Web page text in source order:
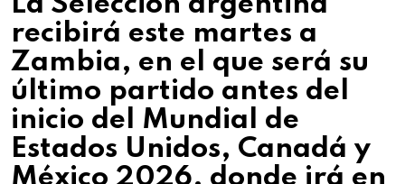
recibirá este martes a
Zambia, en el que será su
último partido antes del
inicio del Mundial de
Estados Unidos, Canadá y
México 2026, donde irá en